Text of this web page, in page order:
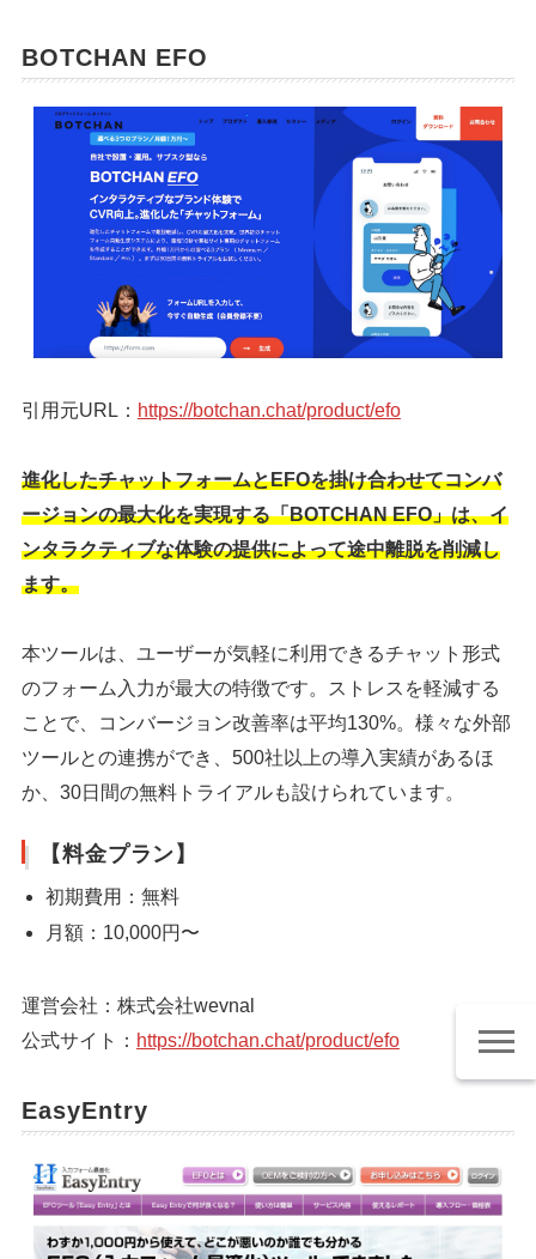
BOTCHAN EFO
引用元URL： https://botchan.chat/product/efo
進化したチャットフォームとEFOを掛け合わせてコンバ
ージョンの最大化を実現する「BOTCHAN EFO」は、イ
ンタラクティブな体験の提供によって途中離脱を削減し
ます。
本ツールは、ユーザーが気軽に利用できるチャット形式
のフォーム入力が最大の特徴です。ストレスを軽減する
ことで、コンバージョン改善率は平均130%。様々な外部
ツールとの連携ができ、500社以上の導入実績があるほ
か、30日間の無料トライアルも設けられています。
【料金プラン】
初期費用：無料
月額：10,000円〜
運営会社：株式会社wevnal
公式サイト： https://botchan.chat/product/efo
EasyEntry